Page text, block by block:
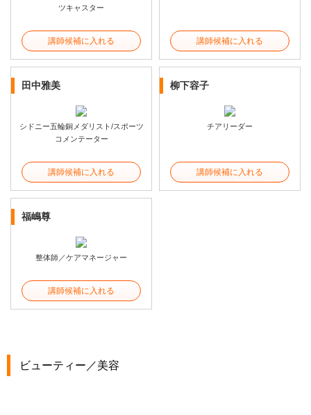
ツキャスター
講師候補に入れる 講師候補に入れる
田中雅美
シドニー五輪銅メダリスト/スポーツ
コメンテーター
講師候補に入れる
柳下容子
チアリーダー
講師候補に入れる
福嶋尊
整体師／ケアマネージャー
講師候補に入れる
ビューティー／美容